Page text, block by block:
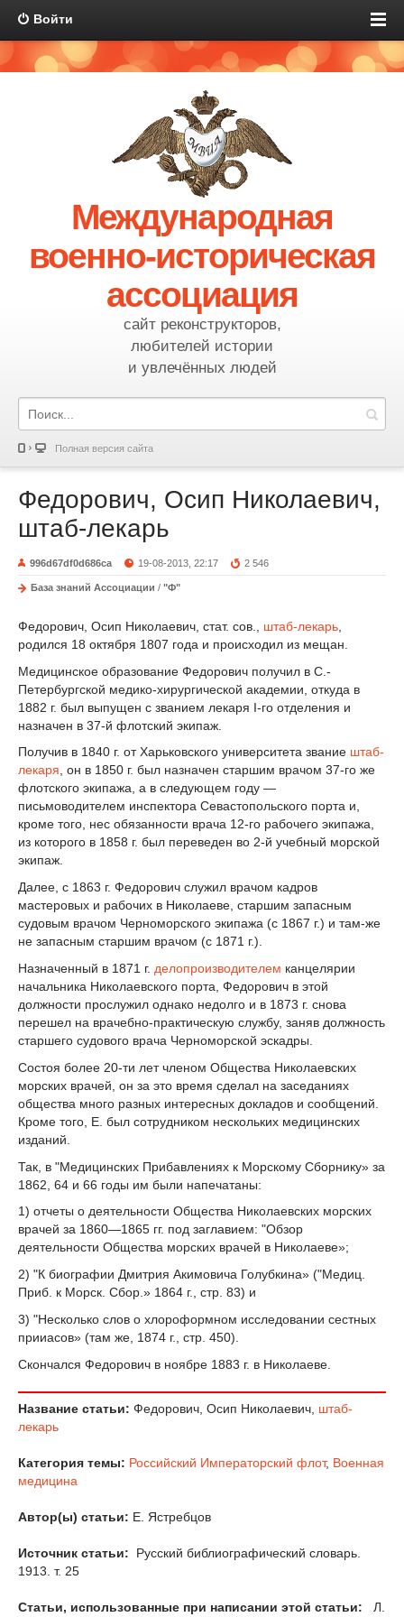
Войти
Международная
военно-историческая
ассоциация
сайт реконструкторов,
любителей истории
и увлечённых людей
Полная версия сайта
Федорович, Осип Николаевич,
штаб-лекарь
996d67df0d686ca 19-08-2013, 22:17 2 546
База знаний Ассоциации / "Ф"
Федорович, Осип Николаевич, стат. сов., штаб-лекарь
родился 18 октября 1807 года и происходил из мещан.
Медицинское образование Федорович получил в С.-
Петербургской медико-хирургической академии, откуда в
1882 г. был выпущен с званием лекаря I-го отделения и
назначен в 37-й флотский экипаж.
Получив в 1840 г. от Харьковского университета звание штаб-
лекаря, он в 1850 г. был назначен старшим врачом 37-го же
флотского экипажа, а в следующем году —
письмоводителем инспектора Севастопольского порта и,
кроме того, нес обязанности врача 12-го рабочего экипажа,
из которого в 1858 г. был переведен во 2-й учебный морской
экипаж.
Далее, с 1863 г. Федорович служил врачом кадров
мастеровых и рабочих в Николаеве, старшим запасным
судовым врачом Черноморского экипажа (с 1867 г.) и там-же
не запасным старшим врачом (с 1871 г.).
Назначенный в 1871 г. делопроизводителем канцелярии
начальника Николаевского порта, Федорович в этой
должности прослужил однако недолго и в 1873 г. снова
перешел на врачебно-практическую службу, заняв должность
старшего судового врача Черноморской эскадры.
Состоя более 20-ти лет членом Общества Николаевских
морских врачей, он за это время сделал на заседаниях
общества много разных интересных докладов и сообщений.
Кроме того, Е. был сотрудником нескольких медицинских
изданий.
Так, в "Медицинских Прибавлениях к Морскому Сборнику» за
1862, 64 и 66 годы им были напечатаны:
1) отчеты о деятельности Общества Николаевских морских
врачей за 1860—1865 гг. под заглавием: "Обзор
деятельности Общества морских врачей в Николаеве»;
2) "К биографии Дмитрия Акимовича Голубкина» ("Медиц.
Приб. к Морск. Сбор.» 1864 г., стр. 83) и
3) "Несколько слов о хлороформном исследовании сестных
прииасов» (там же, 1874 г., стр. 450).
Скончался Федорович в ноябре 1883 г. в Николаеве.
Название статьи: Федорович, Осип Николаевич, штаб-
лекарь
Категория темы: Российский Императорский флот, Военная
медицина
Автор(ы) статьи: Е. Ястребцов
Источник статьи:
Русский библиографический словарь.
1913. т. 25
Статьи, использованные при написании этой статьи: Л.